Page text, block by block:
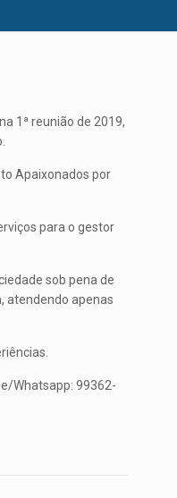
1ª reunião de 2019,
Apaixonados por
para o gestor
sob pena de
atendendo apenas
Whatsapp: 99362-